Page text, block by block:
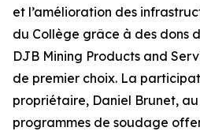
et l’amélioration des
du Collège grâce à des dons
DJB Mining Products and
de premier choix. La
propriétaire, Daniel Brunet,
programmes de soudage